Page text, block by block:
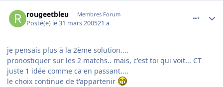
rougeetbleu Membres Forum
Posté(e) le 31 mars 200521 a
je pensais plus à la 2ème solution....
pronostiquer sur les 2 matchs.. mais, c'est toi qui voit... CT
juste 1 idée comme ca en passant....
le choix continue de t'appartenir